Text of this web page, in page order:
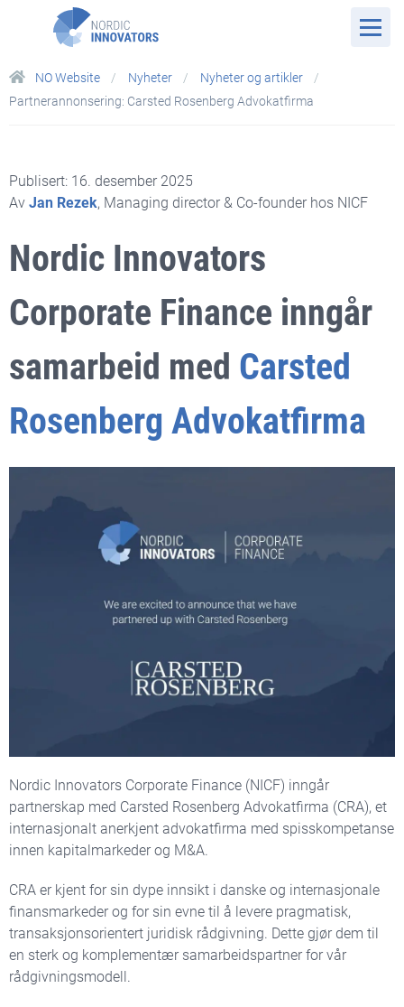
NO Website Nyheter
Nyheter og artikler
Partnerannonsering: Carsted Rosenberg Advokatfirma
Publisert: 16. desember 2025
Av Jan Rezek, Managing director & Co-founder hos NICF
Nordic Innovators
Corporate Finance inngår
samarbeid med Carsted
Rosenberg Advokatfirma
Nordic Innovators Corporate Finance (NICF) inngår
partnerskap med Carsted Rosenberg Advokatfirma (CRA), et
internasjonalt anerkjent advokatfirma med spisskompetanse
innen kapitalmarkeder og M&A.
CRA er kjent for sin dype innsikt i danske og internasjonale
finansmarkeder og for sin evne til å levere pragmatisk,
transaksjonsorientert juridisk rådgivning. Dette gjør dem til
en sterk og komplementær samarbeidspartner for vår
rådgivningsmodell.